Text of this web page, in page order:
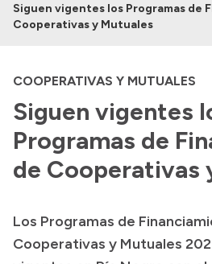
Institucional
Autoridades
Delegaciones
Normativa
Presupuesto
Siguen vigentes los Programas de
Cooperativas y Mutuales
COOPERATIVAS Y MUTUALES
Siguen vigentes
Programas de
de Cooperativas
Los Programas de
Cooperativas y Mutuales